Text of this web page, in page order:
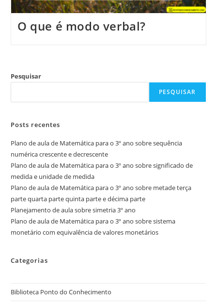
O que é modo verbal?
Pesquisar
PESQUISAR
Posts recentes
Plano de aula de Matemática para o 3º ano sobre sequência
numérica crescente e decrescente
Plano de aula de Matemática para o 3º ano sobre significado de
medida e unidade de medida
Plano de aula de Matemática para o 3º ano sobre metade terça
parte quarta parte quinta parte e décima parte
Planejamento de aula sobre simetria 3º ano
Plano de aula de Matemática para o 3º ano sobre sistema
monetário com equivalência de valores monetários
Categorias
Biblioteca Ponto do Conhecimento